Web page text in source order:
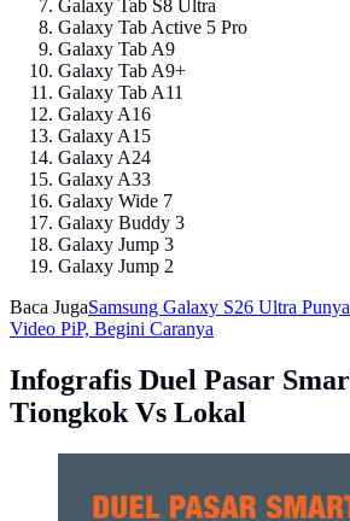
Galaxy Tab S8 Ultra
Galaxy Tab Active 5 Pro
Galaxy Tab A9
Galaxy Tab A9+
Galaxy Tab A11
Galaxy A16
Galaxy A15
Galaxy A24
Galaxy A33
Galaxy Wide 7
Galaxy Buddy 3
Galaxy Jump 3
Galaxy Jump 2
Baca JugaSamsung Galaxy S26 Ultra
Video PiP, Begini Caranya
Infografis Duel Pasar
Tiongkok Vs Lokal